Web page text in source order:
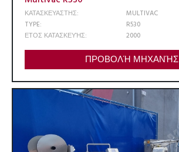
ΚΑΤΑΣΚΕΥΑΣΤΗΣ:
MULTIVAC
TYPE:
R530
ΕΤΟΣ ΚΑΤΑΣΚΕΥΉΣ:
2000
ΠΡΟΒΟΛΉ ΜΗΧΑΝΉΣ